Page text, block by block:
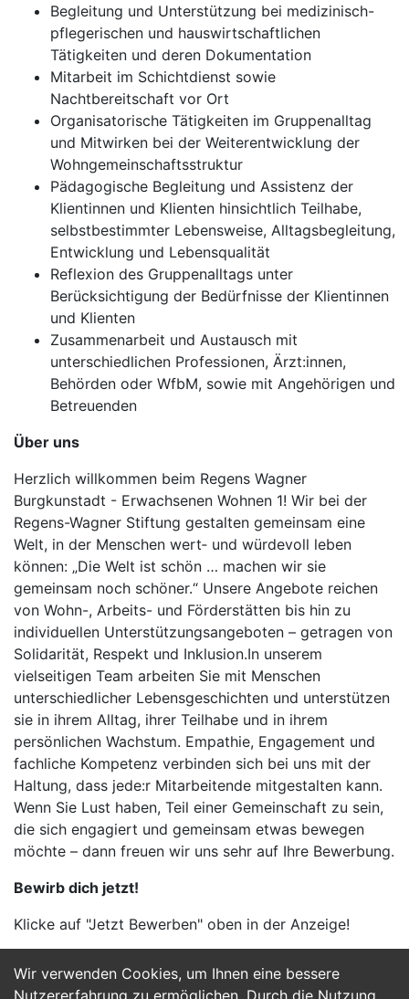
Wir verwenden Cookies, um Ihnen eine bessere
Nutzererfahrung zu ermöglichen. Durch die Nutzung
Begleitung und Unterstützung bei medizinisch-
pflegerischen und hauswirtschaftlichen
Tätigkeiten und deren Dokumentation
Mitarbeit im Schichtdienst sowie
Nachtbereitschaft vor Ort
Organisatorische Tätigkeiten im Gruppenalltag
und Mitwirken bei der Weiterentwicklung der
Wohngemeinschaftsstruktur
Pädagogische Begleitung und Assistenz der
Klientinnen und Klienten hinsichtlich Teilhabe,
selbstbestimmter Lebensweise, Alltagsbegleitung,
Entwicklung und Lebensqualität
Reflexion des Gruppenalltags unter
Berücksichtigung der Bedürfnisse der Klientinnen
und Klienten
Zusammenarbeit und Austausch mit
unterschiedlichen Professionen, Ärzt:innen,
Behörden oder WfbM, sowie mit Angehörigen und
Betreuenden
Über uns
Herzlich willkommen beim Regens Wagner
Burgkunstadt - Erwachsenen Wohnen 1! Wir bei der
Regens-Wagner Stiftung gestalten gemeinsam eine
Welt, in der Menschen wert‐ und würdevoll leben
können: „Die Welt ist schön … machen wir sie
gemeinsam noch schöner.“ Unsere Angebote reichen
von Wohn-, Arbeits- und Förderstätten bis hin zu
individuellen Unterstützungsangeboten – getragen von
Solidarität, Respekt und Inklusion.In unserem
vielseitigen Team arbeiten Sie mit Menschen
unterschiedlicher Lebensgeschichten und unterstützen
sie in ihrem Alltag, ihrer Teilhabe und in ihrem
persönlichen Wachstum. Empathie, Engagement und
fachliche Kompetenz verbinden sich bei uns mit der
Haltung, dass jede:r Mitarbeitende mitgestalten kann.
Wenn Sie Lust haben, Teil einer Gemeinschaft zu sein,
die sich engagiert und gemeinsam etwas bewegen
möchte – dann freuen wir uns sehr auf Ihre Bewerbung.
Bewirb dich jetzt!
Klicke auf "Jetzt Bewerben" oben in der Anzeige!
Jetzt Bewerben